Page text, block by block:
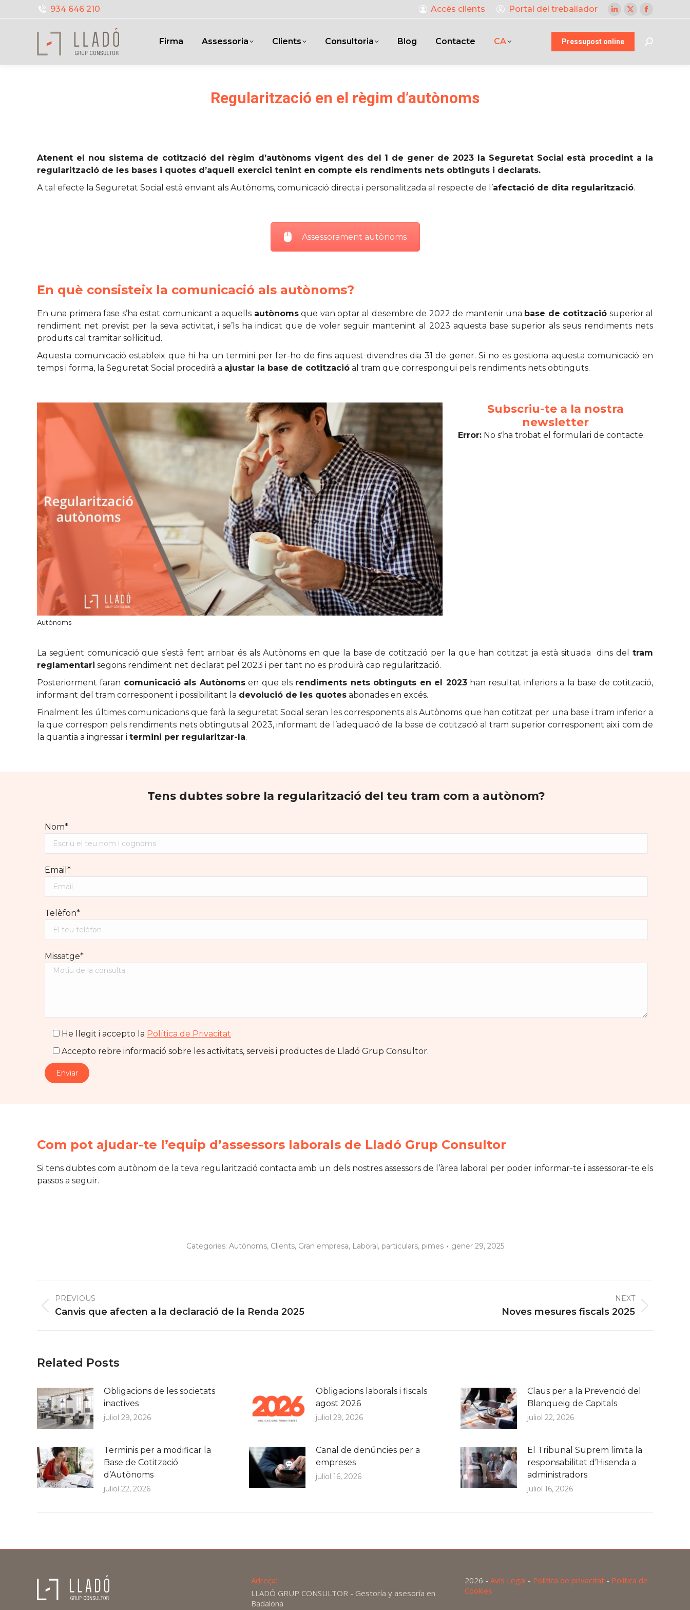
934 646 210 Accés clients Portal del treballador
Linkedin
opens
X
opens
Facebook
opens
Firma Assessoria Clients Consultoria Blog Contacte CA Pressupost online Search:
Regularització en el règim d’autònoms
Atenent el nou sistema de cotització del règim d’autònoms vigent des del 1 de gener de 2023 la Seguretat Social està procedint a la
regularització de les bases i quotes d’aquell exercici tenint en compte els rendiments nets obtinguts i declarats.
A tal efecte la Seguretat Social està enviant als Autònoms, comunicació directa i personalitzada al respecte de l’afectació de dita regularització.
Assessorament autònoms
En què consisteix la comunicació als autònoms?
En una primera fase s’ha estat comunicant a aquells autònomsque van optar al desembre de 2022 de mantenir una base de cotització superior al
rendiment net previst per la seva activitat, i se’ls ha indicat que de voler seguir mantenint al 2023 aquesta base superior als seus rendiments nets
produïts cal tramitar sol·licitud.
Aquesta comunicació estableix que hi ha un termini per fer-ho de fins aquest divendres dia 31 de gener. Si no es gestiona aquesta comunicació en
temps i forma, la Seguretat Social procedirà a ajustar la base de cotització al tram que correspongui pels rendiments nets obtinguts.
Autònoms
Subscriu-te a la nostra
newsletter
Error: No s'ha trobat el formulari de contacte.
La següent comunicació que s’està fent arribar és als Autònoms en que la base de cotització per la que han cotitzat ja està situada dins del tram
reglamentari segons rendiment net declarat pel 2023 i per tant no es produirà cap regularització.
Posteriorment faran comunicació als Autònomsen que els rendiments nets obtinguts en el 2023han resultat inferiors a la base de cotització,
informant del tram corresponent i possibilitant la devolució de les quotes abonades en excés.
Finalment les últimes comunicacions que farà la seguretat Social seran les corresponents als Autònoms que han cotitzat per una base i tram inferior a
la que correspon pels rendiments nets obtinguts al 2023, informant de l’adequació de la base de cotització al tram superior corresponent així com de
la quantia a ingressar i termini per regularitzar-la.
Tens dubtes sobre la regularització del teu tram com a autònom?
Nom*
Email*
Telèfon*
Missatge*
He llegit i accepto la Política de Privacitat
Accepto rebre informació sobre les activitats, serveis i productes de Lladó Grup Consultor.
Com pot ajudar-te l’equip d’assessors laborals de Lladó Grup Consultor
Si tens dubtes com autònom de la teva regularització contacta amb un dels nostres assessors de l’àrea laboral per poder informar-te i assessorar-te els
passos a seguir.
Categories: Autònoms, Clients, Gran empresa, Laboral, particulars, pimes gener 29, 2025
navigation
PREVIOUS
Previous
Canvis que afecten a la declaració de la Renda 2025
NEXT
Noves mesures fiscals 2025
Related Posts
Obligacions de les societats
inactives
juliol 29, 2026
Obligacions laborals i fiscals
agost 2026
juliol 29, 2026
Claus per a la Prevenció del
Blanqueig de Capitals
juliol 22, 2026
Terminis per a modificar la
Base de Cotització
d’Autònoms
juliol 22, 2026
Canal de denúncies per a
empreses
juliol 16, 2026
El Tribunal Suprem limita la
responsabilitat d’Hisenda a
administradors
juliol 16, 2026
Adreça:
LLADÓ GRUP CONSULTOR - Gestoría y asesoría en
Badalona
2026 -Avís Legal - Política de privacitat - Política de
Cookies